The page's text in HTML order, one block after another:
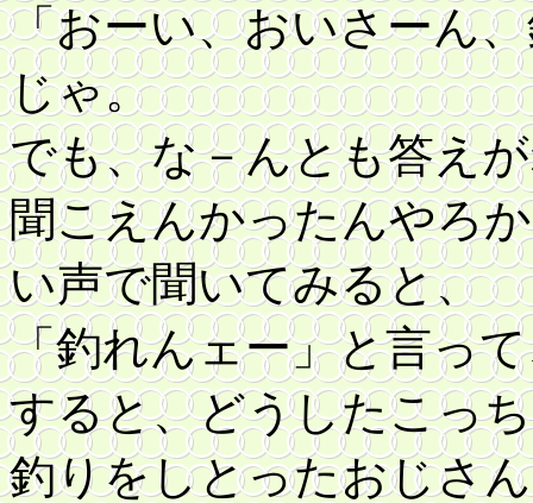
「おーい、おいさーん
じゃ。
でも、な－んとも答え
聞こえんかったんやろ
い声で聞いてみると、
「釣れんェー」と言っ
すると、どうしたこっ
釣りをしとったおじさ